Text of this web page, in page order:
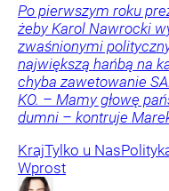
Po pierwszym roku
żeby Karol Nawrocki
zwaśnionymi
największą hańbą na
chyba zawetowanie
KO. – Mamy głowę
dumni – kontruje
KrajTylko u Nas
Wprost